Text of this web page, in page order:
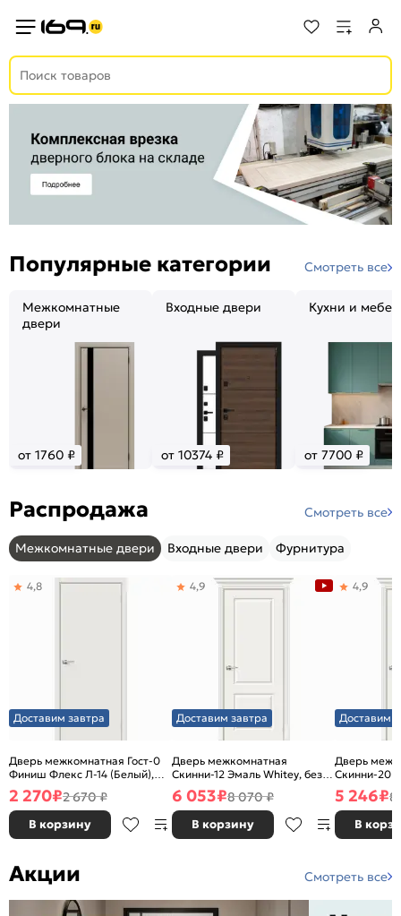
Популярные категории Смотреть все
Межкомнатные
двери
от 1760 ₽
Входные двери
от 10374 ₽
Кухни и
от 7700 ₽
Распродажа Смотреть все
Межкомнатные двери Входные двери Фурнитура
Доставим завтра
Дверь межкомнатная Гост-0
Финиш Флекс Л-14 (Белый),
глухая, каркасно-щитовая
4,8
2 270₽2 670 ₽
В корзину
Доставим завтра
Дверь межкомнатная
Скинни-12 Эмаль Whitey, без
декора, глухая, без стекла,
без кромки, скиновая
4,9
6 053₽8 070 ₽
В корзину
Доставим
Дверь
Скинни-20
декора,
без кромки,
4,9
5 246₽8
В
Акции Смотреть все